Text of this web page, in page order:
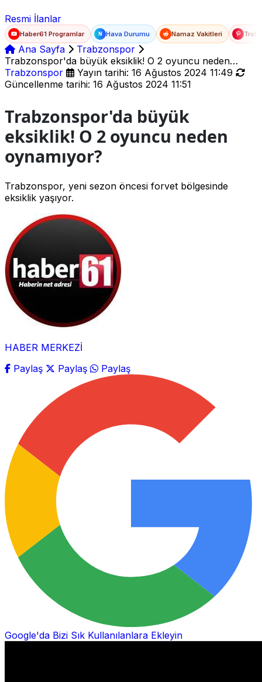
Resmi İlanlar
Haber61 Programlar N Hava Durumu Namaz Vakitleri
Ana Sayfa
Trabzonspor
Trabzonspor'da büyük eksiklik! O 2 oyuncu neden
oynamıyor?
Trabzonspor
Yayın tarihi: 16 Ağustos 2024 11:49
Güncellenme tarihi: 16 Ağustos 2024 11:51
Trabzonspor'da büyük
eksiklik! O 2 oyuncu neden
oynamıyor?
Trabzonspor, yeni sezon öncesi forvet bölgesinde
eksiklik yaşıyor.
HABER MERKEZİ
Paylaş
Paylaş Paylaş
Google'da Bizi Sık Kullanılanlara Ekleyin